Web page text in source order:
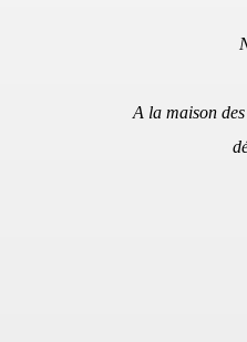
A la maison